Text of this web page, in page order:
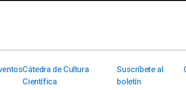
Cátedra de Cultura
Científica
Suscríbete al
boletín